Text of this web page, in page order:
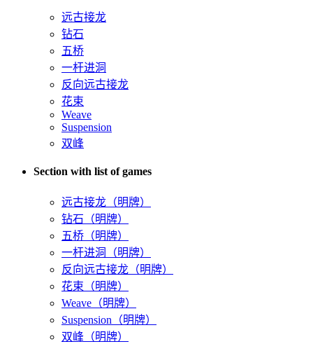
远古接龙
钻石
五桥
一杆进洞
反向远古接龙
花束
Weave
Suspension
双峰
Section with list of games
远古接龙（明牌）
钻石（明牌）
五桥（明牌）
一杆进洞（明牌）
反向远古接龙（明牌）
花束（明牌）
Weave（明牌）
Suspension（明牌）
双峰（明牌）